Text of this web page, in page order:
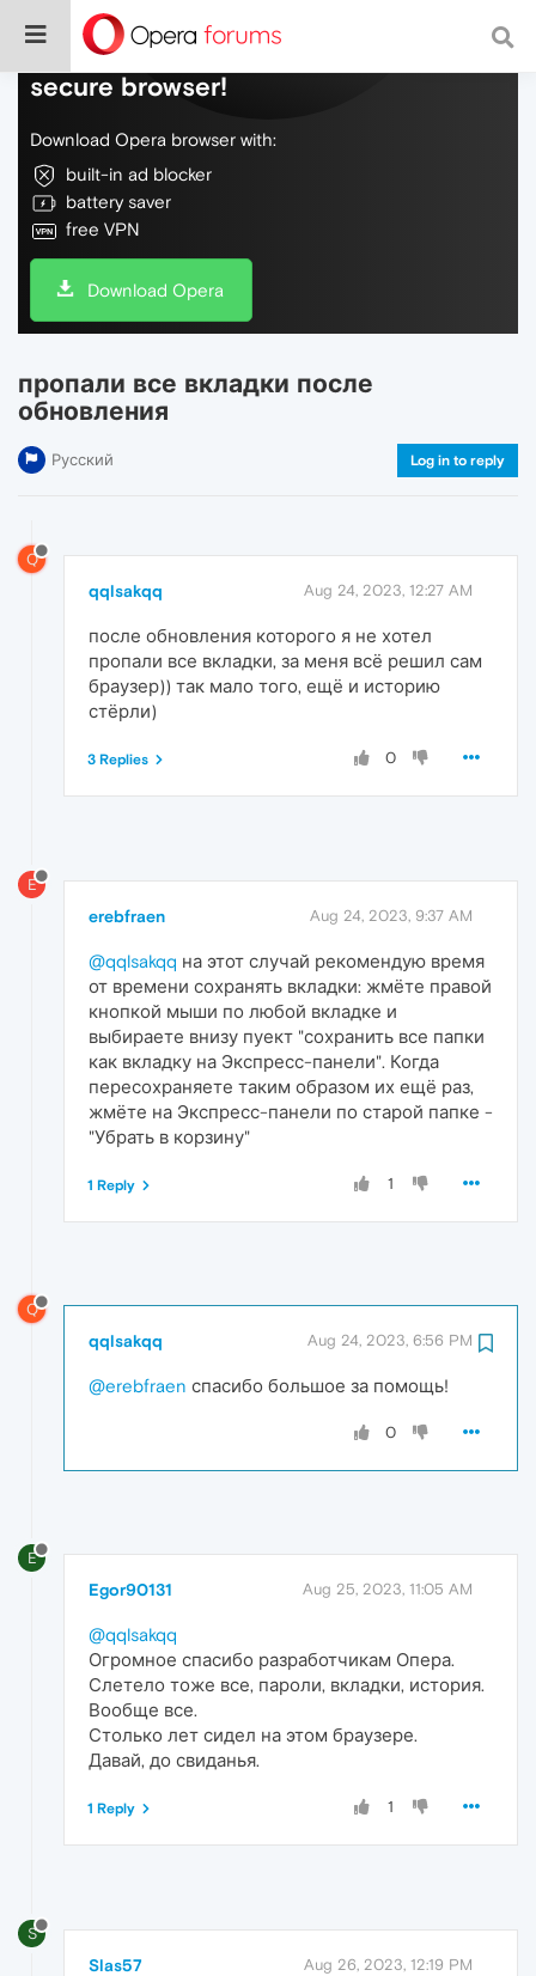
Do more on the web, with a fast and
secure browser!
Download Opera browser with:
built-in ad blocker
battery saver
free VPN
Download Opera
пропали все вкладки после
обновления
Русский Log in to reply
Q
qqlsakqq Aug 24, 2023, 12:27 AM
после обновления которого я не хотел
пропали все вкладки, за меня всё решил сам
браузер)) так мало того, ещё и историю
стёрли)
0
3 Replies
E
erebfraen Aug 24, 2023, 9:37 AM
@qqlsakqq на этот случай рекомендую время
от времени сохранять вкладки: жмёте правой
кнопкой мыши по любой вкладке и
выбираете внизу пуект "сохранить все папки
как вкладку на Экспресс-панели". Когда
пересохраняете таким образом их ещё раз,
жмёте на Экспресс-панели по старой папке -
"Убрать в корзину"
1
1 Reply
Q
qqlsakqq Aug 24, 2023, 6:56 PM
@erebfraen спасибо большое за помощь!
0
E
Egor90131 Aug 25, 2023, 11:05 AM
@qqlsakqq
Огромное спасибо разработчикам Опера.
Слетело тоже все, пароли, вкладки, история.
Вообще все.
Столько лет сидел на этом браузере.
Давай, до свиданья.
1
1 Reply
S
Slas57 Aug 26, 2023, 12:19 PM